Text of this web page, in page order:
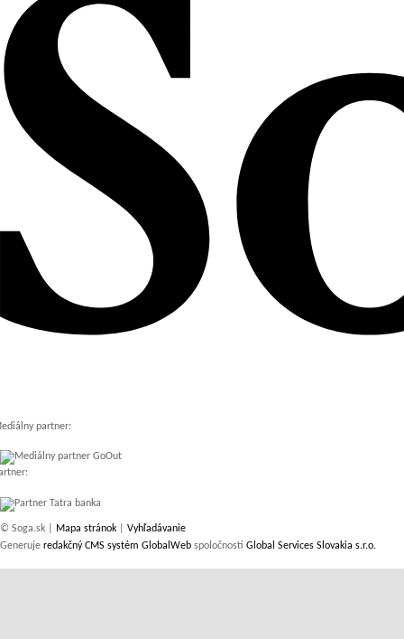
partner:
© Soga.sk | Mapa stránok
Vyhľadávanie
Generuje redakčný CMS systém GlobalWeb spoločnosti Global Services Slovakia s.r.o.